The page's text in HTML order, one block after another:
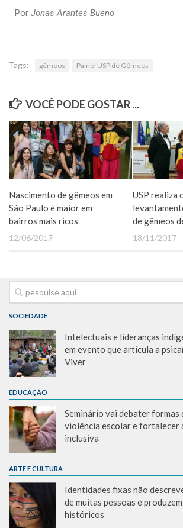
Por Jonas Arantes Bueno
Tags: gêmeos Painel USP de Gêmeos
VOCÊ PODE GOSTAR ...
Nascimento de gêmeos em
São Paulo é maior em
bairros mais ricos
12/06/2017
USP realiza
de gêmeos
18/11/2017
SOCIEDADE
Intelectuais e lideranças
em evento que articula a
Viver
EDUCAÇÃO
Seminário vai debater formas
violência escolar e fortalecer
inclusiva
ARTE E CULTURA
Identidades fixas não
de muitas pessoas e
históricos